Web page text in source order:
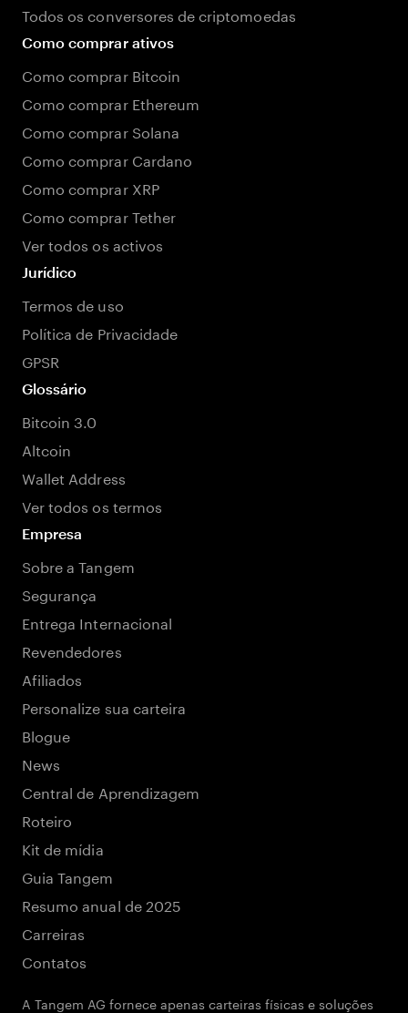
Todos os conversores de criptomoedas
Como comprar ativos
Como comprar Bitcoin
Como comprar Ethereum
Como comprar Solana
Como comprar Cardano
Como comprar XRP
Como comprar Tether
Ver todos os activos
Jurídico
Termos de uso
Política de Privacidade
GPSR
Glossário
Bitcoin 3.0
Altcoin
Wallet Address
Ver todos os termos
Empresa
Sobre a Tangem
Segurança
Entrega Internacional
Revendedores
Afiliados
Personalize sua carteira
Blogue
News
Central de Aprendizagem
Roteiro
Kit de mídia
Guia Tangem
Resumo anual de 2025
Carreiras
Contatos
A Tangem AG fornece apenas carteiras físicas e soluções